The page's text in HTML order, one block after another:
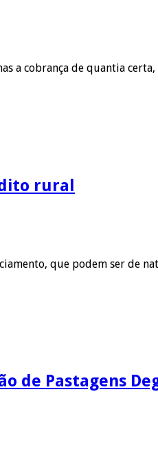
a cobrança de quantia
rural
que podem ser de
de Pastagens